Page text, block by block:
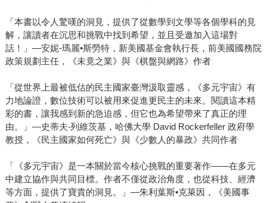
「本書以令人驚嘆的洞見，提供了從數學到文學等各個學科的見
解，讓讀者在沉思和挑戰中找到希望，並且受邀加入這場對
話！」—安妮-瑪麗•斯勞特，新美國基金會執行長，前美國國務院
政策規劃主任，《未竟之業》與《棋盤與網路》作者
「從世界上最被低估的民主國家臺灣汲取靈感，《多元宇宙》有
力地論證，數位技術可以被用來促進更民主的未來。閱讀這本精
彩的書，讓我感到新的急迫感，但它也為希望帶來了真正的理
由。」—史蒂夫‧列維茨基，哈佛大學 David Rockerfeller 政府學
教授，《民主國家如何死亡》與《少數人的暴政》共同作者
「《多元宇宙》是一本關於當今核心挑戰的重要著作——在多元
中建立協作與共同目標。作者不僅從政治角度，也從科技、經濟
等方面，提供了寶貴的洞見。」—朱利葉斯•克萊因，《美國事